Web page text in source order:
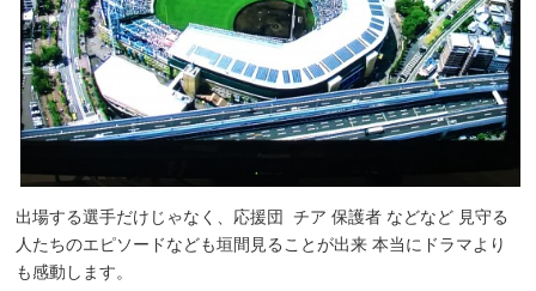
出場する選手だけじゃなく、応援団 チア 保護者 などなど 見守る
人たちのエピソードなども垣間見ることが出来 本当にドラマより
も感動します。